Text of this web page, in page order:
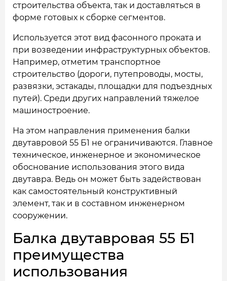
строительства объекта, так и доставляться в
форме готовых к сборке сегментов.
Используется этот вид фасонного проката и
при возведении инфраструктурных объектов.
Например, отметим транспортное
строительство (дороги, путепроводы, мосты,
развязки, эстакады, площадки для подъездных
путей). Среди других направлений тяжелое
машиностроение.
На этом направления применения балки
двутавровой 55 Б1 не ограничиваются. Главное
техническое, инженерное и экономическое
обоснование использования этого вида
двутавра. Ведь он может быть задействован
как самостоятельный конструктивный
элемент, так и в составном инженерном
сооружении.
Балка двутавровая 55 Б1
преимущества
использования